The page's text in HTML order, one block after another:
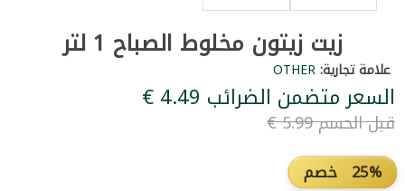
زيت زيتون مخلوط الصباح 1 لتر
علامة تجارية:OTHER
السعر متضمن الضرائب ‏4.49 €
قبل الحسم ‏5.99 €
25% خصم